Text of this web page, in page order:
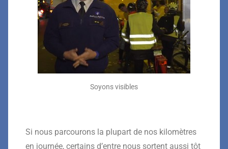
Soyons visibles
Si nous parcourons la plupart de nos kilomètres
en journée, certains d’entre nous sortent aussi tôt